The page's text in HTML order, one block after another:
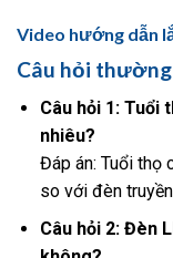
Video hướng dẫn
Câu hỏi
Câu hỏi 1: Tuổi
nhiêu?
Đáp án: Tuổi thọ
so với đèn
Câu hỏi 2: Đèn